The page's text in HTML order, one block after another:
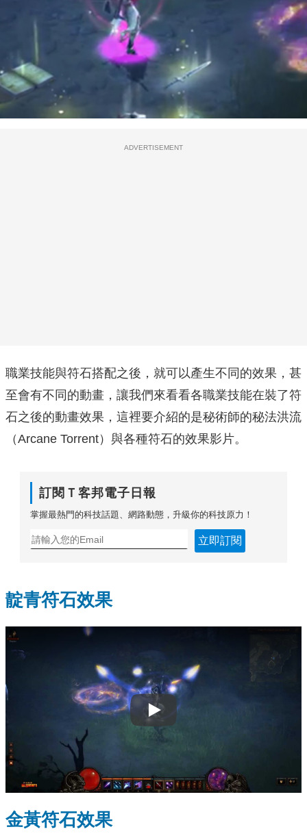
ADVERTISEMENT
職業技能與符石搭配之後，就可以產生不同的效果，甚
至會有不同的動畫，讓我們來看看各職業技能在裝了符
石之後的動畫效果，這裡要介紹的是秘術師的秘法洪流
（Arcane Torrent）與各種符石的效果影片。
訂閱Ｔ客邦電子日報
掌握最熱門的科技話題、網路動態，升級你的科技原力！
立即訂閱
靛青符石效果
Play
金黃符石效果